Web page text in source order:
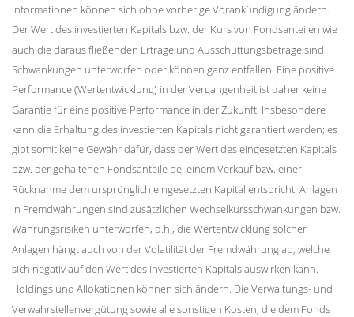
Informationen können sich ohne vorherige Vorankündigung ändern.
Der Wert des investierten Kapitals bzw. der Kurs von Fondsanteilen wie
auch die daraus fließenden Erträge und Ausschüttungsbeträge sind
Schwankungen unterworfen oder können ganz entfallen. Eine positive
Performance (Wertentwicklung) in der Vergangenheit ist daher keine
Garantie für eine positive Performance in der Zukunft. Insbesondere
kann die Erhaltung des investierten Kapitals nicht garantiert werden; es
gibt somit keine Gewähr dafür, dass der Wert des eingesetzten Kapitals
bzw. der gehaltenen Fondsanteile bei einem Verkauf bzw. einer
Rücknahme dem ursprünglich eingesetzten Kapital entspricht. Anlagen
in Fremdwährungen sind zusätzlichen Wechselkursschwankungen bzw.
Währungsrisiken unterworfen, d.h., die Wertentwicklung solcher
Anlagen hängt auch von der Volatilität der Fremdwährung ab, welche
sich negativ auf den Wert des investierten Kapitals auswirken kann.
Holdings und Allokationen können sich ändern. Die Verwaltungs- und
Verwahrstellenvergütung sowie alle sonstigen Kosten, die dem Fonds